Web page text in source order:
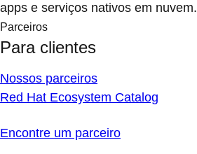
apps e serviços nativos em nuvem.
Parceiros
Para clientes
Nossos parceiros
Red Hat Ecosystem Catalog
Encontre um parceiro